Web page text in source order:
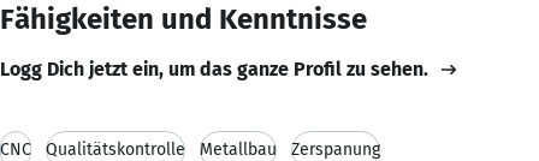
Fähigkeiten und Kenntnisse
Logg Dich jetzt ein, um das ganze Profil zu sehen.
CNC Qualitätskontrolle Metallbau Zerspanung